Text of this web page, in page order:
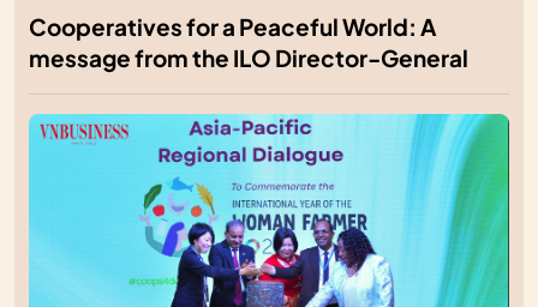
Cooperatives for a Peaceful World: A
message from the ILO Director-General